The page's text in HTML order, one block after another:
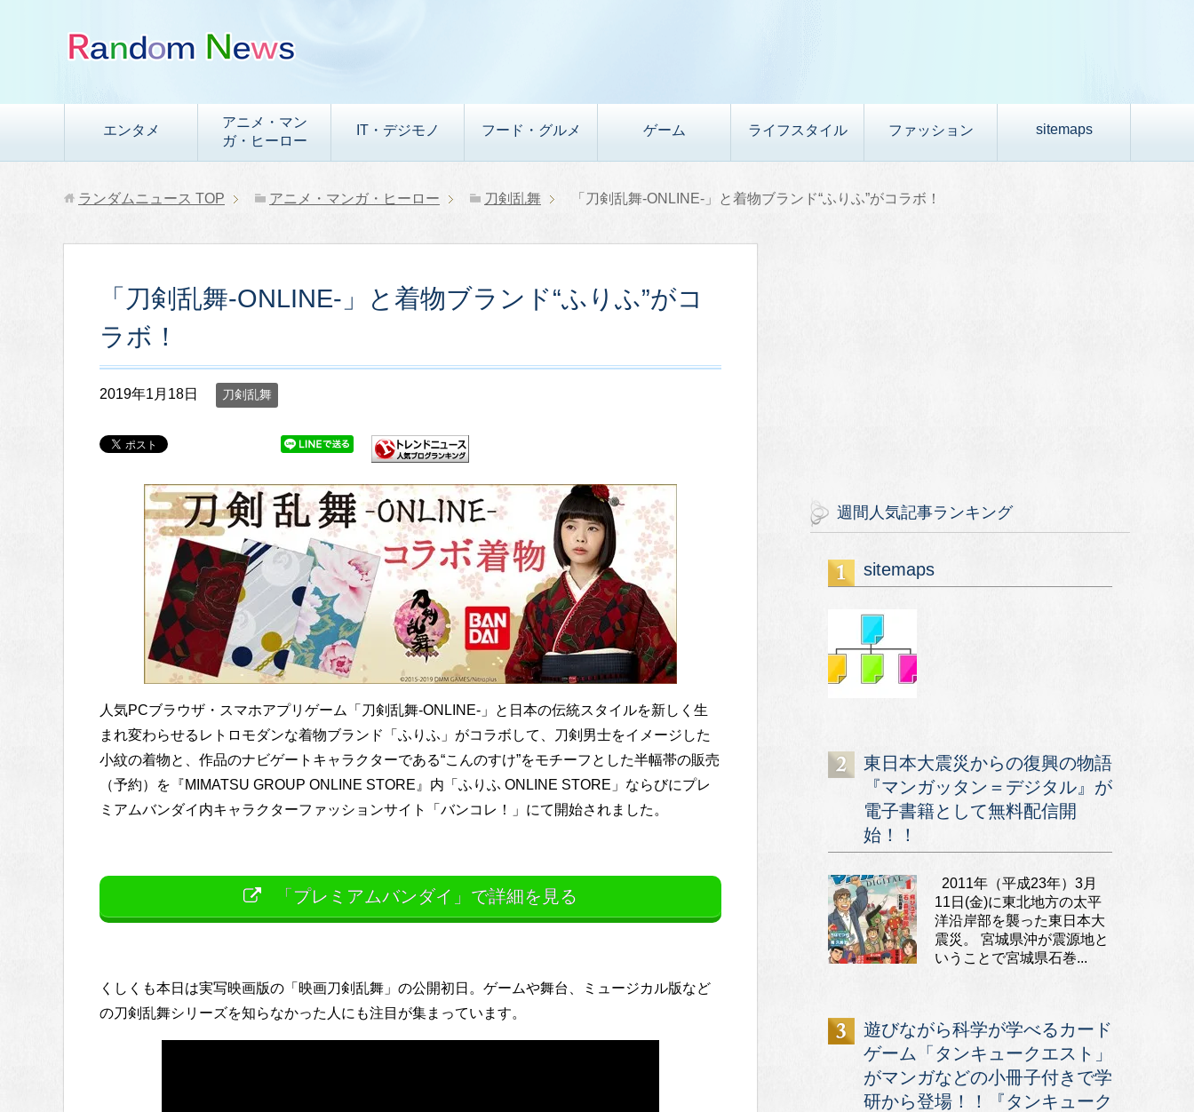
エンタメ
アニメ・マン
ガ・ヒーロー
IT・デジモノ フード・グルメ ゲーム ライフスタイル ファッション sitemaps
ランダムニュース TOP アニメ・マンガ・ヒーロー 刀剣乱舞 「刀剣乱舞-ONLINE-」と着物ブランド“ふりふ”がコラボ！
「刀剣乱舞-ONLINE-」と着物ブランド“ふりふ”がコ
ラボ！
2019年1月18日 刀剣乱舞
人気PCブラウザ・スマホアプリゲーム「刀剣乱舞-ONLINE-」と日本の伝統スタイルを新しく生
まれ変わらせるレトロモダンな着物ブランド「ふりふ」がコラボして、刀剣男士をイメージした
小紋の着物と、作品のナビゲートキャラクターである“こんのすけ”をモチーフとした半幅帯の販売
（予約）を『MIMATSU GROUP ONLINE STORE』内「ふりふ ONLINE STORE」ならびにプレ
ミアムバンダイ内キャラクターファッションサイト「バンコレ！」にて開始されました。
「プレミアムバンダイ」で詳細を見る
くしくも本日は実写映画版の「映画刀剣乱舞」の公開初日。ゲームや舞台、ミュージカル版など
の刀剣乱舞シリーズを知らなかった人にも注目が集まっています。
週間人気記事ランキング
sitemaps
東日本大震災からの復興の物語
『マンガッタン＝デジタル』が
電子書籍として無料配信開
始！！
2011年（平成23年）3月
11日(金)に東北地方の太平
洋沿岸部を襲った東日本大
震災。 宮城県沖が震源地と
いうことで宮城県石巻...
遊びながら科学が学べるカード
ゲーム「タンキュークエスト」
がマンガなどの小冊子付きで学
研から登場！！『タンキューク